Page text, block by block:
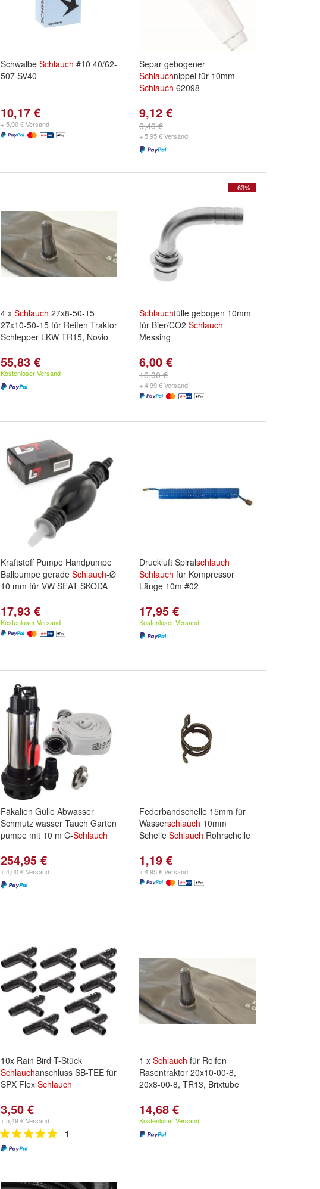
Schwalbe Schlauch #10 40/62-
507 SV40
10,17 €
+ 5,90 € Versand
Separ gebogener
Schlauchnippel für 10mm
Schlauch 62098
9,12 €
9,40 €
+ 5,95 € Versand
4 x Schlauch 27x8-50-15
27x10-50-15 für Reifen Traktor
Schlepper LKW TR15, Novio
55,83 €
Kostenloser Versand
- 63%
Schlauchtülle gebogen 10mm
für Bier/CO2 Schlauch
Messing
6,00 €
16,00 €
+ 4,99 € Versand
Kraftstoff Pumpe Handpumpe
Ballpumpe gerade Schlauch-Ø
10 mm für VW SEAT SKODA
17,93 €
Kostenloser Versand
Druckluft Spiralschlauch
Schlauch für Kompressor
Länge 10m #02
17,95 €
Kostenloser Versand
Fäkalien Gülle Abwasser
Schmutz wasser Tauch Garten
pumpe mit 10 m C-Schlauch
254,95 €
+ 4,00 € Versand
Federbandschelle 15mm für
Wasserschlauch 10mm
Schelle Schlauch Rohrschelle
1,19 €
+ 4,95 € Versand
10x Rain Bird T-Stück
Schlauchanschluss SB-TEE für
SPX Flex Schlauch
3,50 €
+ 5,49 € Versand
1
1 x Schlauch für Reifen
Rasentraktor 20x10-00-8,
20x8-00-8, TR13, Brixtube
14,68 €
Kostenloser Versand